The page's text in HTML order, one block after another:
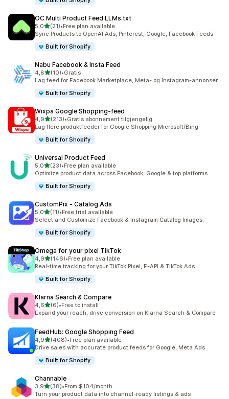
OC Multi Product Feed LLMs.txt
5,0av 5 stjerner
(21)
Totalt 21 omtaler
•Free plan available
Sync Products to OpenAI Ads, Pinterest, Google, Facebook Feeds
Built for Shopify
Nabu Facebook & Insta Feed
4,8av 5 stjerner
(10)
Totalt 10 omtaler
•Gratis
Lag feed for Facebook Marketplace, Meta- og Instagram-annonser
Built for Shopify
Wixpa Google Shopping‑feed
4,9av 5 stjerner
(213)
Totalt 213 omtaler
•Gratis abonnement tilgjengelig
Lag flere produktfeeder for Google Shopping Microsoft/Bing
Built for Shopify
Universal Product Feed
5,0av 5 stjerner
(23)
Totalt 23 omtaler
•Free plan available
Optimize product data across Facebook, Google & top platforms
Built for Shopify
CustomPix ‑ Catalog Ads
5,0av 5 stjerner
(11)
Totalt 11 omtaler
•Free trial available
Select and Customize Facebook & Instagram Catalog Images.
Built for Shopify
Omega for your pixel TikTok
4,9av 5 stjerner
(146)
Totalt 146 omtaler
•Free plan available
Real-time tracking for your TikTok Pixel, E-API & TikTok Ads
Built for Shopify
Klarna Search & Compare
4,6av 5 stjerner
(6)
Totalt 6 omtaler
•Free to install
Expand your reach, drive conversion on Klarna Search & Compare
FeedHub: Google Shopping Feed
4,9av 5 stjerner
(408)
Totalt 408 omtaler
•Free plan available
Drive sales with accurate product feeds for Google, Meta Ads
Built for Shopify
Channable
3,9av 5 stjerner
(38)
Totalt 38 omtaler
•From $104/month
Turn your product data into channel-ready listings & ads